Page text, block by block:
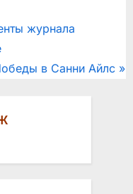
журнала
в Санни Айлс